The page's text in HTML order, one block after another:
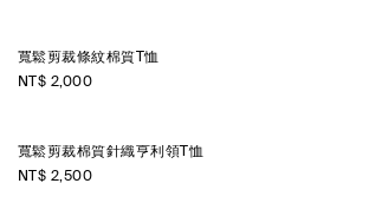
寬鬆剪裁條紋棉質T恤
NT$ 2,000
寬鬆剪裁棉質針織亨利領T恤
NT$ 2,500